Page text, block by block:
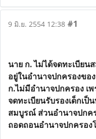
9 มิ.ย. 2554 12:38 #1
นาย ก. ไม่ได้จดทะเบียน
อยู่ในอำนาจปกครองขอ
ก.ไม่มีอำนาจปกครอง เ
จดทะเบียนรับรองเด็กเ
สมบูรณ์ ส่วนอำนาจปกค
ถอดถอนอำนาจปกครอง